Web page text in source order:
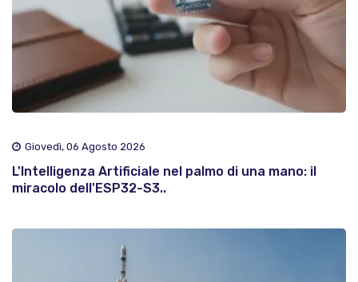
Giovedì, 06 Agosto 2026
L'Intelligenza Artificiale nel palmo di una mano: il
miracolo dell'ESP32-S3..